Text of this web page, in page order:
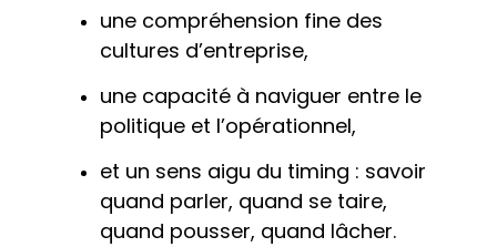
une compréhension fine des
cultures d’entreprise,
une capacité à naviguer entre le
politique et l’opérationnel,
et un sens aigu du timing : savoir
quand parler, quand se taire,
quand pousser, quand lâcher.